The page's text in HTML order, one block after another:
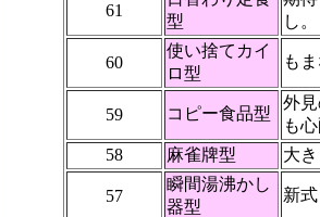
61
型
し。
60
使い捨てカイ
ロ型
も
59 コピー食品型
外
も
58
麻雀牌型 大
57
瞬間湯沸かし
器型
新